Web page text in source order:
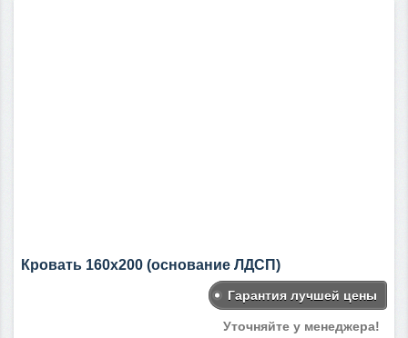
Кровать 160х200 (основание ЛДСП)
Гарантия лучшей цены
Уточняйте у менеджера!